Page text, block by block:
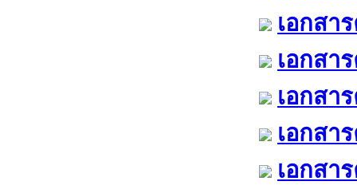
เอกสา
เอกสา
เอกสา
เอกสา
เอกสา